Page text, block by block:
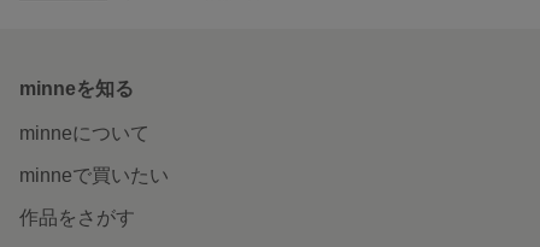
minneを知る
minneについて
minneで買いたい
作品をさがす